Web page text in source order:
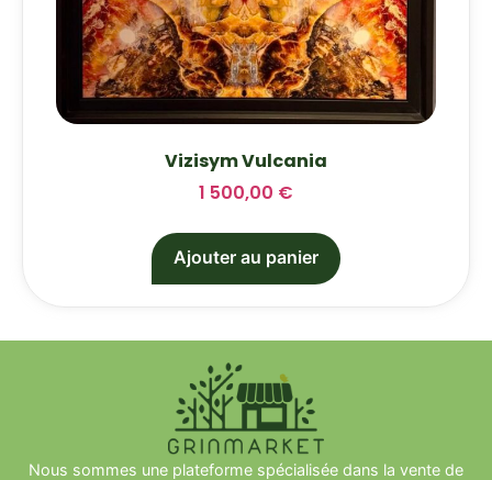
Vizisym Vulcania
1 500,00 €
Ajouter au panier
Nous sommes une plateforme spécialisée dans la vente de